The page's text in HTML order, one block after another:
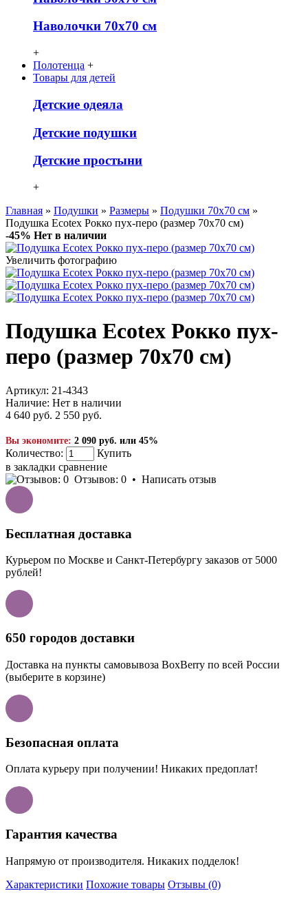
Наволочки 70х70 см
+
Полотенца +
Товары для детей
Детcкие одеяла
Детские подушки
Детские простыни
+
Главная » Подушки » Размеры » Подушки 70х70 см »
Подушка Ecotex Рокко пух-перо (размер 70х70 см)
-45% Нет в наличии
Увеличить фотографию
Подушка Ecotex Рокко пух-
перо (размер 70х70 см)
Артикул: 21-4343
Наличие: Нет в наличии
4 640 руб. 2 550 руб.
Вы экономите: 2 090 руб. или 45%
Количество:
Купить
в закладки сравнение
Отзывов: 0 • Написать отзыв
Бесплатная доставка
Курьером по Москве и Санкт-Петербургу заказов от 5000
рублей!
650 городов доставки
Доставка на пункты самовывоза BoxBerry по всей России
(выберите в корзине)
Безопасная оплата
Оплата курьеру при получении! Никаких предоплат!
Гарантия качества
Напрямую от производителя. Никаких подделок!
Характеристики Похожие товары Отзывы (0)